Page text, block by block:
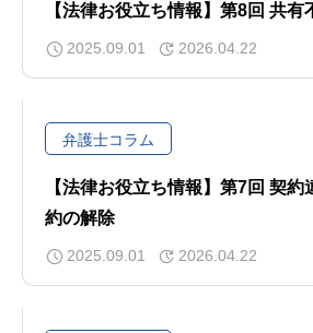
【法律お役立ち情報】第8回 共有
2025.09.01 2026.04.22
弁護士コラム
【法律お役立ち情報】第7回 契
約の解除
2025.09.01 2026.04.22